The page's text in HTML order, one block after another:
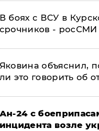
В боях с ВСУ в
срочников - росСМИ
Яковина объяснил,
ли это говорить об
Ан-24 с
инцидента возле